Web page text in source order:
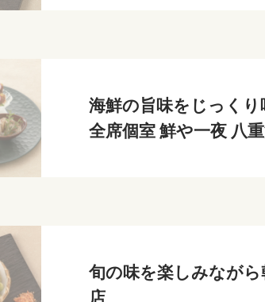
海鮮の旨味をじっく
全席個室 鮮や一夜 八
旬の味を楽しみながら
店